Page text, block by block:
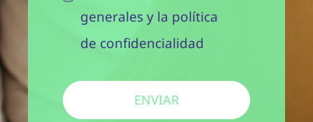
generales y la política
de confidencialidad
ENVIAR